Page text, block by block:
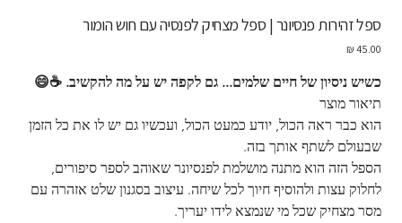
ספל זהירות פנסיונר | ספל מצחיק לפנסיה עם חוש הומור
מחיר
כשיש ניסיון של חיים שלמים... גם לקפה יש על מה להקשיב. ☕😄
תיאור מוצר
הוא כבר ראה הכול, יודע כמעט הכול, ועכשיו גם יש לו את כל הזמן
שבעולם לשתף אותך בזה.
הספל הזה הוא מתנה מושלמת לפנסיונר שאוהב לספר סיפורים,
לחלוק עצות ולהוסיף חיוך לכל שיחה. עיצוב בסגנון שלט אזהרה עם
מסר מצחיק שכל מי שנמצא לידו יעריך.